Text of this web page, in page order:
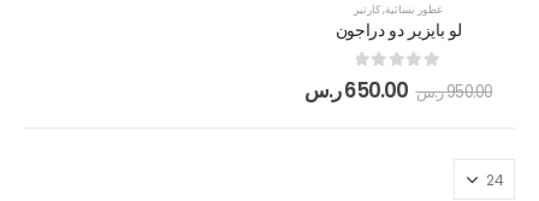
عطور نسائية,كارتير
لو بايزير دو دراجون
950.00ر.س 650.00ر.س